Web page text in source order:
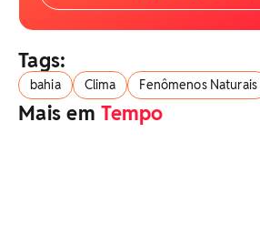
Tags:
bahia Clima Fenômenos Naturais
Mais emTempo